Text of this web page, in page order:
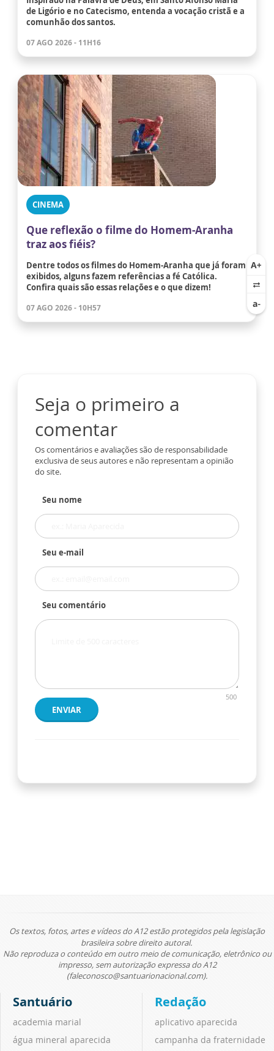
de Ligório e no Catecismo, entenda a vocação cristã e a
comunhão dos santos.
07 AGO 2026 - 11H16
CINEMA
Que reflexão o filme do Homem-Aranha
traz aos fiéis?
Dentre todos os filmes do Homem-Aranha que já foram
exibidos, alguns fazem referências a fé Católica.
Confira quais são essas relações e o que dizem!
07 AGO 2026 - 10H57
Seja o primeiro a
comentar
Os comentários e avaliações são de responsabilidade
exclusiva de seus autores e não representam a opinião
do site.
Seu nome
Seu e-mail
Seu comentário
500
ENVIAR
Os textos, fotos, artes e vídeos do A12 estão protegidos pela legislação
brasileira sobre direito autoral.
Não reproduza o conteúdo em outro meio de comunicação, eletrônico ou
impresso, sem autorização expressa do A12
(faleconosco@santuarionacional.com).
Santuário
academia marial
água mineral aparecida
Redação
aplicativo aparecida
campanha da fraternidade